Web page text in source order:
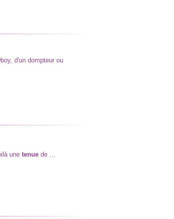
d'un dompteur ou
une tenue de …